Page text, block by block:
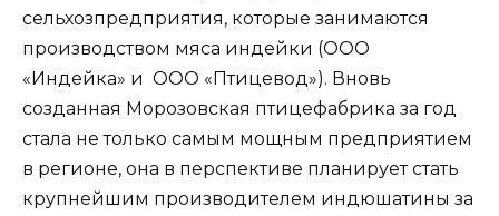
сельхозпредприятия, которые занимаются
производством мяса индейки (ООО
«Индейка» и ООО «Птицевод»). Вновь
созданная Морозовская птицефабрика за год
стала не только самым мощным предприятием
в регионе, она в перспективе планирует стать
крупнейшим производителем индюшатины за